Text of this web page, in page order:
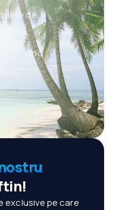
de
uri
oricând
exclusive pe care